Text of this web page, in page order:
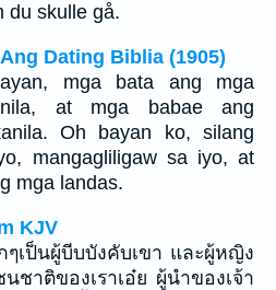
du skulle gå.
Dating Biblia (1905)
mga bata ang mga
at mga babae ang
Oh bayan ko, silang
mangagliligaw sa iyo, at
mga landas.
KJV
ๆเป็นผู้บีบบังคับเขา และผู้หญิง
ชาติของเราเอ๋ย ผู้นำของเจ้า